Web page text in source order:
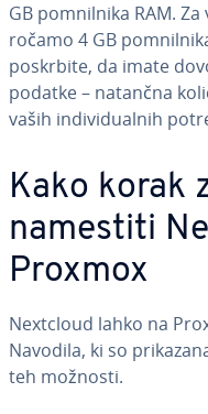
GB po­mnil­ni­ka RAM.
ro­ča­mo 4 GB
poskrbite, da imate
podatke – natančna
vaših in­di­vi­du­al­nih
Kako korak
namestiti
Proxmox
Nextcloud lahko na
Navodila, ki so
teh možnosti.